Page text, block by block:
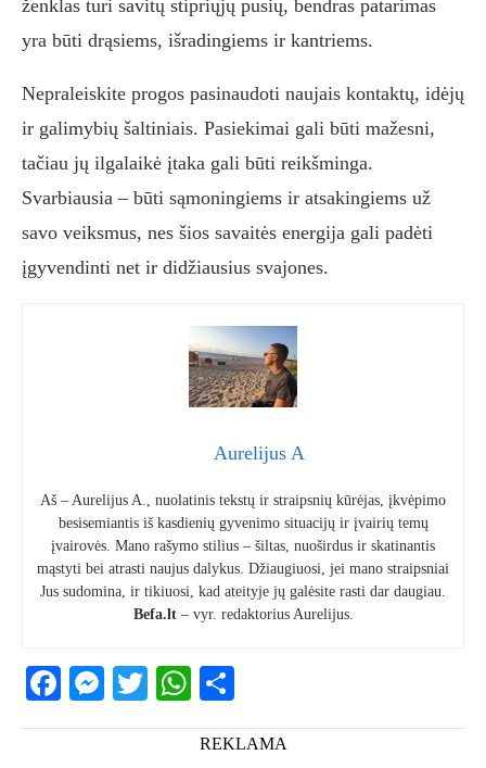
ženklas turi savitų stipriųjų pusių, bendras patarimas
yra būti drąsiems, išradingiems ir kantriems.
Nepraleiskite progos pasinaudoti naujais kontaktų, idėjų
ir galimybių šaltiniais. Pasiekimai gali būti mažesni,
tačiau jų ilgalaikė įtaka gali būti reikšminga.
Svarbiausia – būti sąmoningiems ir atsakingiems už
savo veiksmus, nes šios savaitės energija gali padėti
įgyvendinti net ir didžiausius svajones.
Aurelijus A
Aš – Aurelijus A., nuolatinis tekstų ir straipsnių kūrėjas, įkvėpimo
besisemiantis iš kasdienių gyvenimo situacijų ir įvairių temų
įvairovės. Mano rašymo stilius – šiltas, nuoširdus ir skatinantis
mąstyti bei atrasti naujus dalykus. Džiaugiuosi, jei mano straipsniai
Jus sudomina, ir tikiuosi, kad ateityje jų galėsite rasti dar daugiau.
Befa.lt– vyr. redaktorius Aurelijus.
Facebook
Messenger
TwitterWhatsApp
REKLAMA